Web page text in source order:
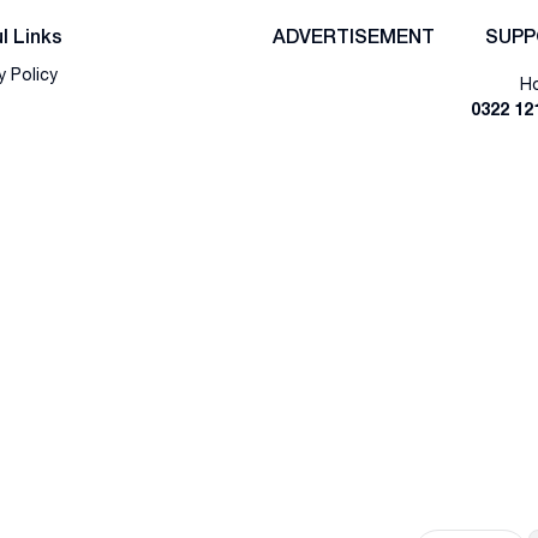
ADVERTISEMENT
Links
Policy
0322